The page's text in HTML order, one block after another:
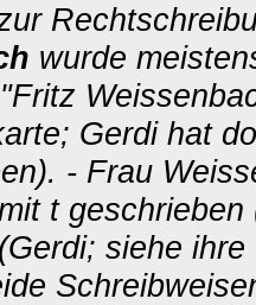
wurde
Gerdi hat
- Frau
t
siehe